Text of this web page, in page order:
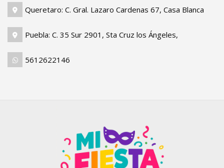
Queretaro: C. Gral. Lazaro Cardenas 67, Casa Blanca
Puebla: C. 35 Sur 2901, Sta Cruz los Ángeles,
5612622146